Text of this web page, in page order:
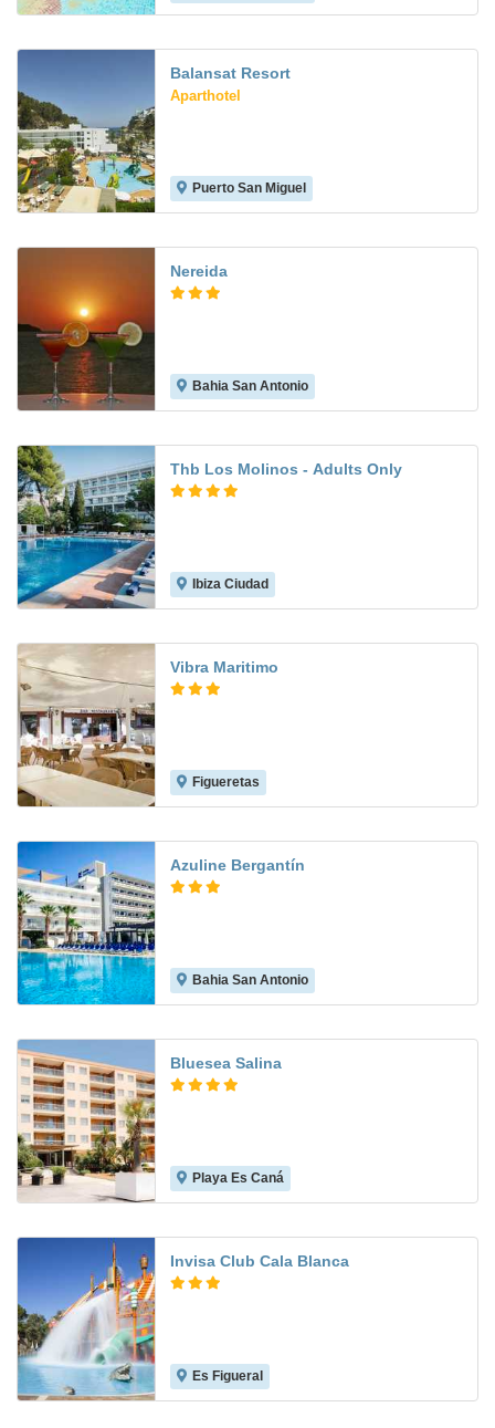
Balansat Resort
Aparthotel
Puerto San Miguel
Nereida
Bahia San Antonio
Thb Los Molinos - Adults Only
Ibiza Ciudad
Vibra Maritimo
Figueretas
Azuline Bergantín
Bahia San Antonio
Bluesea Salina
Playa Es Caná
Invisa Club Cala Blanca
Es Figueral